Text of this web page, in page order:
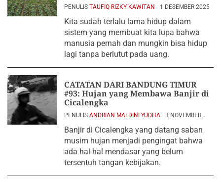
PENULIS TAUFIQ RIZKY KAWITAN 1 DESEMBER 2025
Kita sudah terlalu lama hidup dalam
sistem yang membuat kita lupa bahwa
manusia pernah dan mungkin bisa hidup
lagi tanpa berlutut pada uang.
CATATAN DARI BANDUNG TIMUR
#93: Hujan yang Membawa Banjir di
Cicalengka
PENULIS ANDRIAN MALDINI YUDHA
3 NOVEMBER
Banjir di Cicalengka yang datang saban
musim hujan menjadi pengingat bahwa
ada hal-hal mendasar yang belum
tersentuh tangan kebijakan.